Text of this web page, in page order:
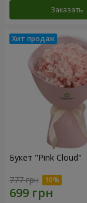
Заказать
Букет "Pink Cloud"
777 грн